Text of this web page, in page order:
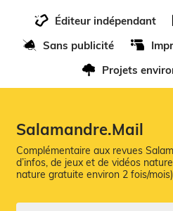
Éditeur indépendant
Sans publicité
Projets
Salamandre.Mail
Complémentaire aux revues
d’infos, de jeux et de vidéos
nature gratuite environ 2 fois/mois).